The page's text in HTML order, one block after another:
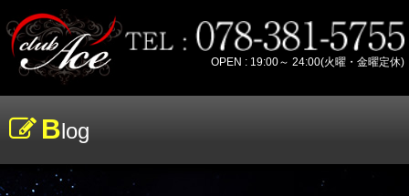
OPEN : 19:00～ 24:00(火曜・金曜定休)
Blog